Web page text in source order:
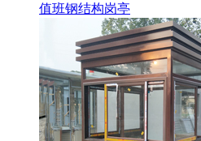
值班钢结构岗亭